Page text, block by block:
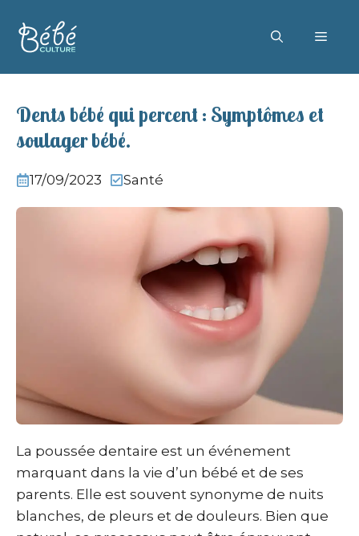
contenu
Dents bébé qui percent : Symptômes et
soulager bébé.
17/09/2023 Santé
La poussée dentaire est un événement
marquant dans la vie d’un bébé et de ses
parents. Elle est souvent synonyme de nuits
blanches, de pleurs et de douleurs. Bien que